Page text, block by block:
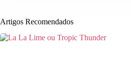
Artigos Recomendados